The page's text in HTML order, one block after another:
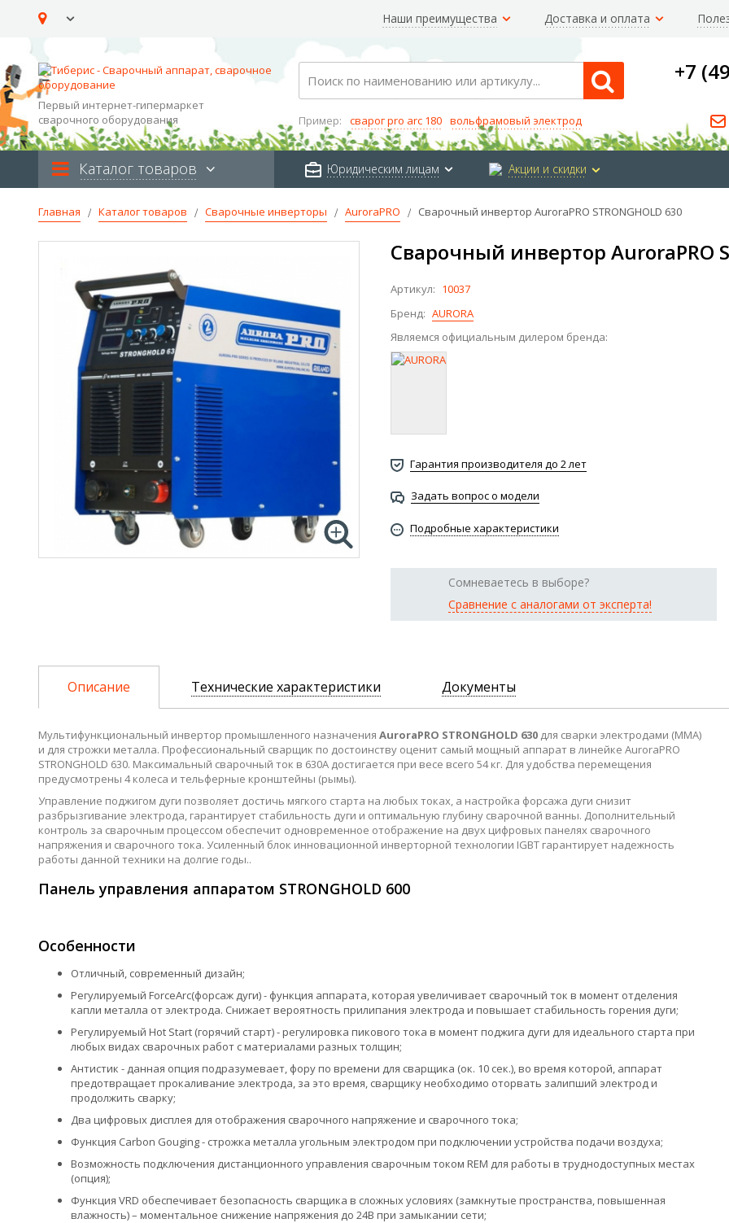
Наши преимущества Доставка и оплата
Первый интернет-гипермаркет
сварочного оборудования
Search
Пример: сварог pro arc 180 вольфрамовый электрод
+7
Каталог товаров Юридическим лицам Акции и скидки
Главная Каталог товаров Сварочные инверторы AuroraPRO Сварочный инвертор AuroraPRO STRONGHOLD 630
Сварочный инвертор AuroraPRO
Артикул: 10037
Бренд: AURORA
Являемся официальным дилером бренда:
Гарантия производителя до 2 лет
Задать вопрос о модели
Подробные характеристики
Сомневаетесь в выборе?
Сравнение с аналогами от эксперта!
Описание Технические характеристики Документы
Мультифункциональный инвертор промышленного назначения AuroraPRO STRONGHOLD 630 для сварки электродами (MMA)
и для строжки металла. Профессиональный сварщик по достоинству оценит самый мощный аппарат в линейке AuroraPRO
STRONGHOLD 630. Максимальный сварочный ток в 630А достигается при весе всего 54 кг. Для удобства перемещения
предусмотрены 4 колеса и тельферные кронштейны (рымы).
Управление поджигом дуги позволяет достичь мягкого старта на любых токах, а настройка форсажа дуги снизит
разбрызгивание электрода, гарантирует стабильность дуги и оптимальную глубину сварочной ванны. Дополнительный
контроль за сварочным процессом обеспечит одновременное отображение на двух цифровых панелях сварочного
напряжения и сварочного тока. Усиленный блок инновационной инверторной технологии IGBT гарантирует надежность
работы данной техники на долгие годы..
Панель управления аппаратом STRONGHOLD 600
Особенности
Отличный, современный дизайн;
Регулируемый ForceArc(форсаж дуги) - функция аппарата, которая увеличивает сварочный ток в момент отделения
капли металла от электрода. Снижает вероятность прилипания электрода и повышает стабильность горения дуги;
Регулируемый Hot Start (горячий старт) - регулировка пикового тока в момент поджига дуги для идеального старта при
любых видах сварочных работ с материалами разных толщин;
Антистик - данная опция подразумевает, фору по времени для сварщика (ок. 10 сек.), во время которой, аппарат
предотвращает прокаливание электрода, за это время, сварщику необходимо оторвать залипший электрод и
продолжить сварку;
Два цифровых дисплея для отображения сварочного напряжение и сварочного тока;
Функция Carbon Gouging - строжка металла угольным электродом при подключении устройства подачи воздуха;
Возможность подключения дистанционного управления сварочным током REM для работы в труднодоступных местах
(опция);
Функция VRD обеспечивает безопасность сварщика в сложных условиях (замкнутые пространства, повышенная
влажность) – моментальное снижение напряжения до 24В при замыкании сети;